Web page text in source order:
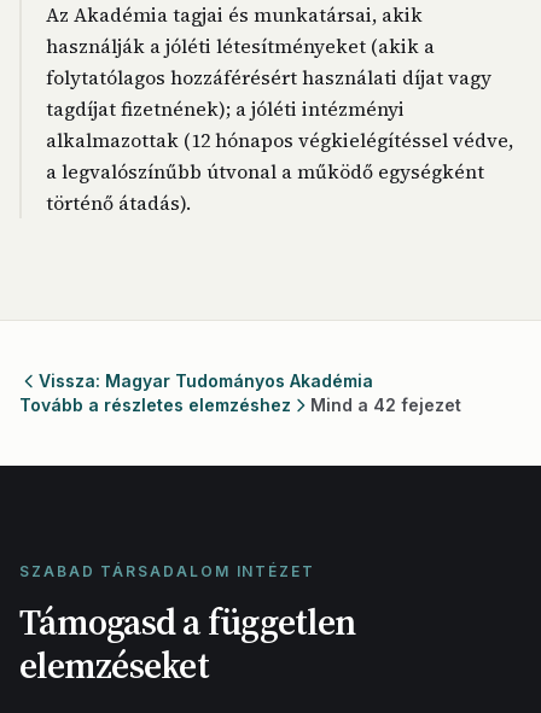
Az Akadémia tagjai és munkatársai, akik
használják a jóléti létesítményeket (akik a
folytatólagos hozzáférésért használati díjat vagy
tagdíjat fizetnének); a jóléti intézményi
alkalmazottak (12 hónapos végkielégítéssel védve,
a legvalószínűbb útvonal a működő egységként
történő átadás).
Vissza: Magyar Tudományos Akadémia
Tovább a részletes elemzéshez
Mind a 42 fejezet
SZABAD TÁRSADALOM INTÉZET
Támogasd a független
elemzéseket